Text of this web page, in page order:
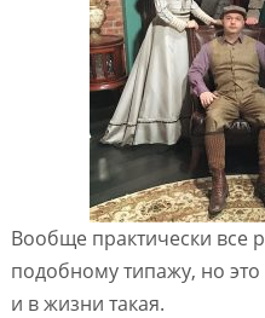
Вообще практически все
подобному типажу, но
и в жизни такая.